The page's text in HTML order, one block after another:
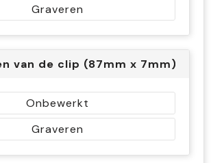
Graveren
van de clip (87mm x 7mm)
Onbewerkt
Graveren